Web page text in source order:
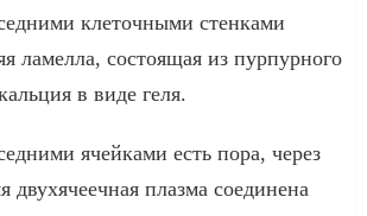
клеточными стенками
ламелла, состоящая из пурпурного
в виде геля.
ячейками есть пора, через
двухячеечная плазма соединена